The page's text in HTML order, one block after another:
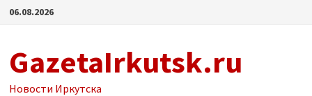
Перейти
06.08.2026
GazetaIrkutsk.ru
Новости Иркутска